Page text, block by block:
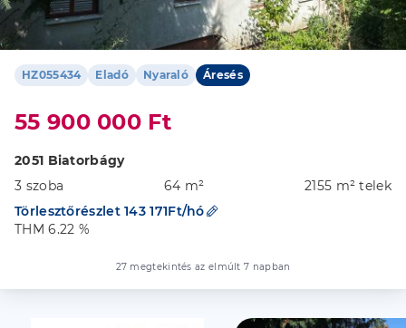
HZ055434 Eladó Nyaraló Áresés
55 900 000 Ft
2051 Biatorbágy
3 szoba
64 m²
2155 m² telek
Törlesztőrészlet 143 171Ft/hó
THM 6.22 %
27 megtekintés az elmúlt 7 napban